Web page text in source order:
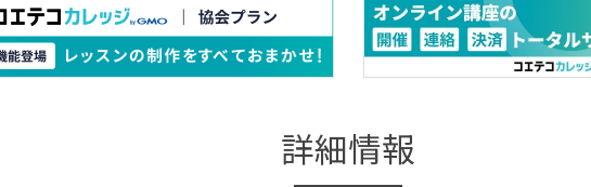
詳細情報